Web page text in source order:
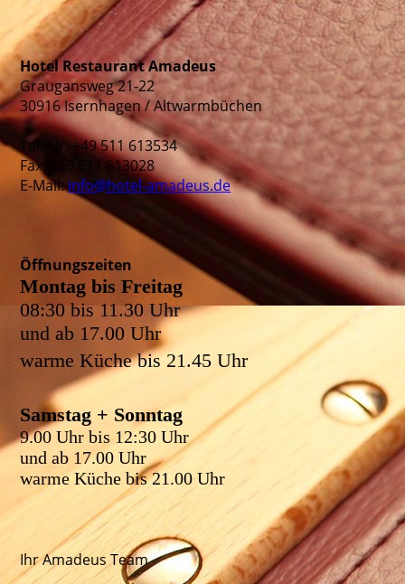
Hotel Restaurant Amadeus
Graugansweg 21-22
30916 Isernhagen / Altwarmbüchen
Tel.-Nr. +49 511 613534
Fax: +49 511 613028
E-Mail:info@hotel-amadeus.de
Öffnungszeiten
Montag bis Freitag
08:30 bis 11.30 Uhr
und ab 17.00 Uhr
warme Küche bis 21.45 Uhr
Samstag + Sonntag
9.00 Uhr bis 12:30 Uhr
und ab 17.00 Uhr
warme Küche bis 21.00 Uhr
Ihr Amadeus Team